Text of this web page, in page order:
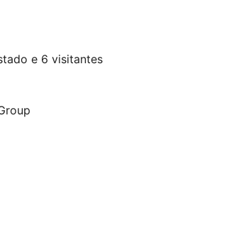
e 6 visitantes